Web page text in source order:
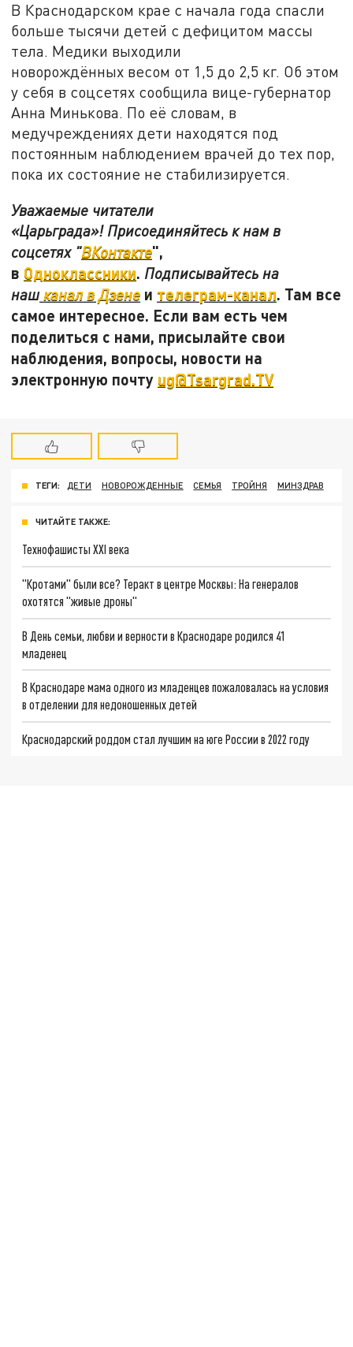
В Краснодарском крае с начала года спасли
больше тысячи детей с дефицитом массы
тела. Медики выходили
новорождённых весом от 1,5 до 2,5 кг. Об этом
у себя в соцсетях сообщила вице-губернатор
Анна Минькова. По её словам, в
медучреждениях дети находятся под
постоянным наблюдением врачей до тех пор,
пока их состояние не стабилизируется.
Уважаемые читатели
«Царьграда»! Присоединяйтесь к нам в
соцсетях "ВКонтакте",
в Одноклассники. Подписывайтесь на
наш канал в Дзене и телеграм-канал. Там все
самое интересное. Если вам есть чем
поделиться с нами, присылайте свои
наблюдения, вопросы, новости на
электронную почту ug@Tsargrad.TV
ТЕГИ: ДЕТИ НОВОРОЖДЕННЫЕ СЕМЬЯ ТРОЙНЯ МИНЗДРАВ
ЧИТАЙТЕ ТАКЖЕ:
Технофашисты XXI века
"Кротами" были все? Теракт в центре Москвы: На генералов
охотятся "живые дроны"
В День семьи, любви и верности в Краснодаре родился 41
младенец
В Краснодаре мама одного из младенцев пожаловалась на условия
в отделении для недоношенных детей
Краснодарский роддом стал лучшим на юге России в 2022 году